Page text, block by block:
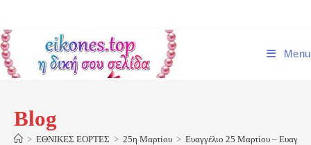
content
Menu
Blog
> ΕΘΝΙΚΕΣ ΕΟΡΤΕΣ > 25η Μαρτίου > Ευαγγέλιο 25 Μαρτίου –